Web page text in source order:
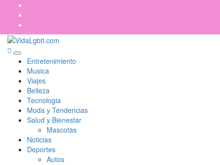
contenido
VidaLgbti.com
ORGULLO LGBTIQ+
Menú
principal
Entretenimiento
Musica
Viajes
Belleza
Tecnologia
Moda y Tendencias
Salud y Bienestar
Mascotas
Noticias
Deportes
Autos